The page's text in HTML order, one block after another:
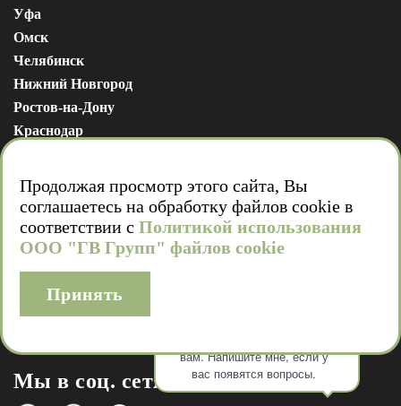
вам. Напишите мне, если у
вас появятся вопросы.
Уфа
Омск
Челябинск
Нижний Новгород
Ростов-на-Дону
Краснодар
Волгоград
Воронеж
Красноярск
Тюмень
Мы в соц. сетях
Продолжая просмотр этого сайта, Вы
соглашаетесь на обработку файлов cookie в
соответствии с Политикой использования
ООО "ГВ Групп" файлов cookie